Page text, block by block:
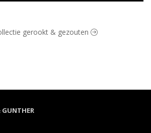
gerookt & gezouten
GUNTHER